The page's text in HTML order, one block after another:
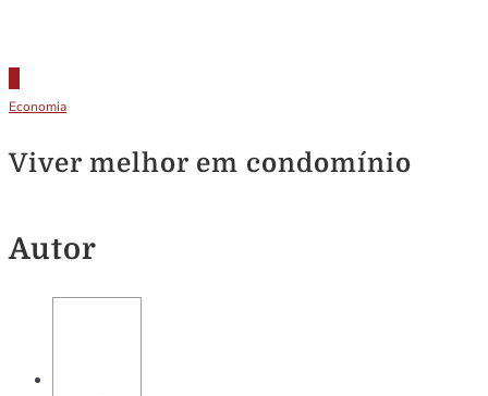
Economia
Viver melhor em condomínio
Autor